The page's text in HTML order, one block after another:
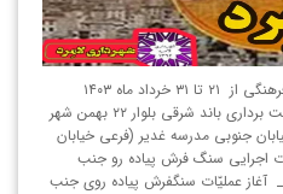
تابلوهای خدمت رسانی عمرانی و فرهنگی از ۲۱ تا ۳۱ خرداد ماه ۱۴۰۳
شهرداری لامِرد ۱_ پایان عملیّات آسفالت برداری باند شرقی بلوار ۲۲ بهمن شهر
خیابان جنوبی مدرسه غدیر (فرعی خیابان
۳_ پایان عملیّات اجرایی سنگ فرش پیاده رو جنب
ادارات جهادکشاورزی و راه و شهرسازی ۴_ آغاز عملیّات سنگفرش پیاده روی جنب